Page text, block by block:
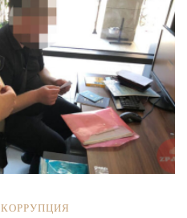
КОРРУПЦИЯ